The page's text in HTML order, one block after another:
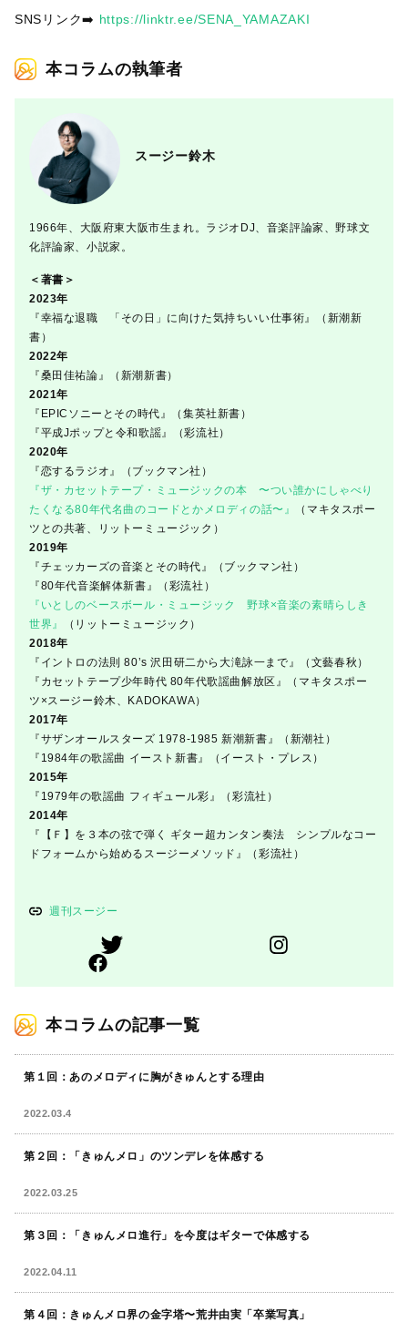
SNSリンク➡️ https://linktr.ee/SENA_YAMAZAKI
本コラムの執筆者
スージー鈴木
1966年、大阪府東大阪市生まれ。ラジオDJ、音楽評論家、野球文
化評論家、小説家。
＜著書＞
2023年
『幸福な退職 「その日」に向けた気持ちいい仕事術』（新潮新
書）
2022年
『桑田佳祐論』（新潮新書）
2021年
『EPICソニーとその時代』（集英社新書）
『平成Jポップと令和歌謡』（彩流社）
2020年
『恋するラジオ』（ブックマン社）
『ザ・カセットテープ・ミュージックの本 〜つい誰かにしゃべり
たくなる80年代名曲のコードとかメロディの話〜』
（マキタスポー
ツとの共著、リットーミュージック）
2019年
『チェッカーズの音楽とその時代』（ブックマン社）
『80年代音楽解体新書』（彩流社）
『いとしのベースボール・ミュージック 野球×音楽の素晴らしき
世界』
（リットーミュージック）
2018年
『イントロの法則 80’s 沢田研二から大滝詠一まで』（文藝春秋）
『カセットテープ少年時代 80年代歌謡曲解放区』（マキタスポー
ツ×スージー鈴木、KADOKAWA）
2017年
『サザンオールスターズ 1978-1985 新潮新書』（新潮社）
『1984年の歌謡曲 イースト新書』（イースト・プレス）
2015年
『1979年の歌謡曲 フィギュール彩』（彩流社）
2014年
『【Ｆ】を３本の弦で弾く ギター超カンタン奏法 シンプルなコー
ドフォームから始めるスージーメソッド』（彩流社）
週刊スージー
本コラムの記事一覧
第１回：あのメロディに胸がきゅんとする理由
2022.03.4
第２回：「きゅんメロ」のツンデレを体感する
2022.03.25
第３回：「きゅんメロ進行」を今度はギターで体感する
2022.04.11
第４回：きゅんメロ界の金字塔〜荒井由実「卒業写真」